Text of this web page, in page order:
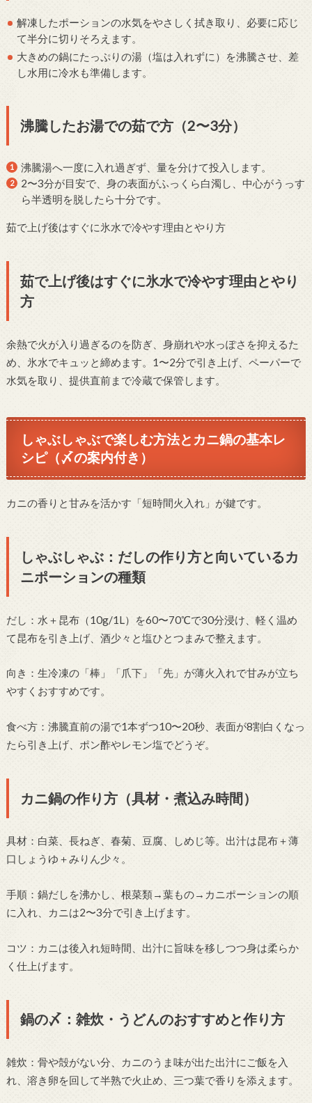
解凍したポーションの水気をやさしく拭き取り、必要に応じ
て半分に切りそろえます。
大きめの鍋にたっぷりの湯（塩は入れずに）を沸騰させ、差
し水用に冷水も準備します。
沸騰したお湯での茹で方（2〜3分）
沸騰湯へ一度に入れ過ぎず、量を分けて投入します。
2〜3分が目安で、身の表面がふっくら白濁し、中心がうっす
ら半透明を脱したら十分です。
茹で上げ後はすぐに氷水で冷やす理由とやり方
茹で上げ後はすぐに氷水で冷やす理由とやり
方
余熱で火が入り過ぎるのを防ぎ、身崩れや水っぽさを抑えるた
め、氷水でキュッと締めます。1〜2分で引き上げ、ペーパーで
水気を取り、提供直前まで冷蔵で保管します。
しゃぶしゃぶで楽しむ方法とカニ鍋の基本レ
シピ（〆の案内付き）
カニの香りと甘みを活かす「短時間火入れ」が鍵です。
しゃぶしゃぶ：だしの作り方と向いているカ
ニポーションの種類
だし：水＋昆布（10g/1L）を60〜70℃で30分浸け、軽く温め
て昆布を引き上げ、酒少々と塩ひとつまみで整えます。
向き：生冷凍の「棒」「爪下」「先」が薄火入れで甘みが立ち
やすくおすすめです。
食べ方：沸騰直前の湯で1本ずつ10〜20秒、表面が8割白くなっ
たら引き上げ、ポン酢やレモン塩でどうぞ。
カニ鍋の作り方（具材・煮込み時間）
具材：白菜、長ねぎ、春菊、豆腐、しめじ等。出汁は昆布＋薄
口しょうゆ＋みりん少々。
手順：鍋だしを沸かし、根菜類→葉もの→カニポーションの順
に入れ、カニは2〜3分で引き上げます。
コツ：カニは後入れ短時間、出汁に旨味を移しつつ身は柔らか
く仕上げます。
鍋の〆：雑炊・うどんのおすすめと作り方
雑炊：骨や殻がない分、カニのうま味が出た出汁にご飯を入
れ、溶き卵を回して半熟で火止め、三つ葉で香りを添えます。